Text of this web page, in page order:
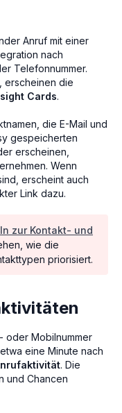
Anruf mit einer
nach
Telefonnummer.
erscheinen die
Cards.
die E-Mail und
gespeicherten
erscheinen,
Wenn
erscheint auch
Link dazu.
zur Kontakt- und
wie die
priorisiert.
oder Mobilnummer
eine Minute nach
. Die
und Chancen